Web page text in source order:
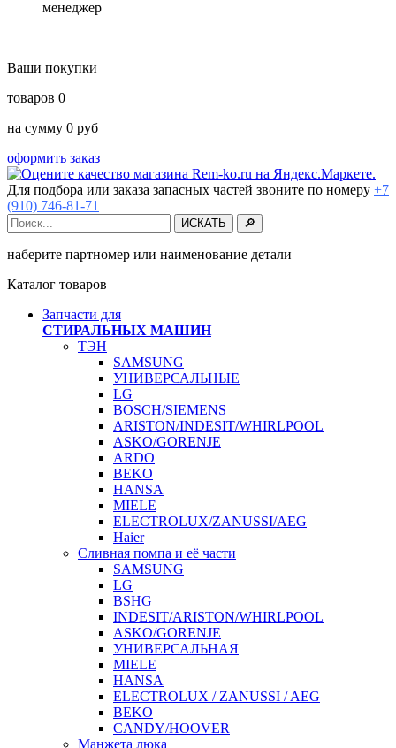
менеджер
Ваши покупки
товаров 0
на сумму 0 руб
оформить заказ
Для подбора или заказа запасных частей звоните по номеру +7
(910) 746-81-71
наберите партномер или наименование детали
Каталог товаров
Запчасти для
СТИРАЛЬНЫХ МАШИН
ТЭН
SAMSUNG
УНИВЕРСАЛЬНЫЕ
LG
BOSCH/SIEMENS
ARISTON/INDESIT/WHIRLPOOL
ASKO/GORENJE
ARDO
BEKO
HANSA
MIELE
ELECTROLUX/ZANUSSI/AEG
Haier
Сливная помпа и её части
SAMSUNG
LG
BSHG
INDESIT/ARISTON/WHIRLPOOL
ASKO/GORENJE
УНИВЕРСАЛЬНАЯ
MIELE
HANSA
ELECTROLUX / ZANUSSI / AEG
BEKO
CANDY/HOOVER
Манжета люка